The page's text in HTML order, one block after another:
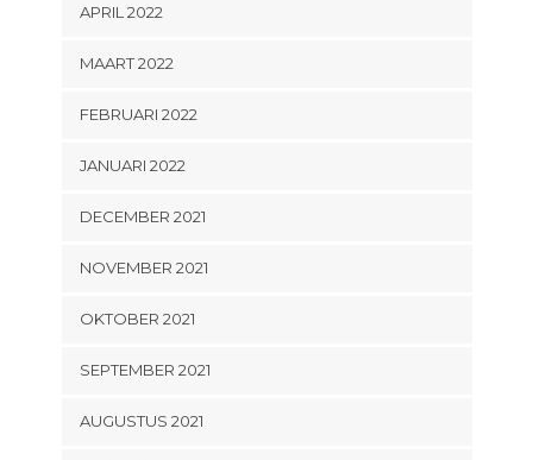
APRIL 2022
MAART 2022
FEBRUARI 2022
JANUARI 2022
DECEMBER 2021
NOVEMBER 2021
OKTOBER 2021
SEPTEMBER 2021
AUGUSTUS 2021